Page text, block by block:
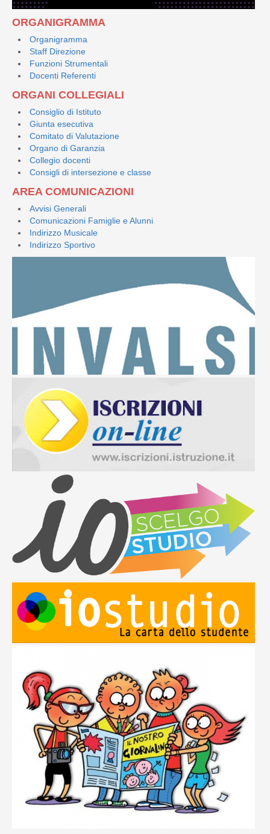
ORGANIGRAMMA
Organigramma
Staff Direzione
Funzioni Strumentali
Docenti Referenti
ORGANI COLLEGIALI
Consiglio di Istituto
Giunta esecutiva
Comitato di Valutazione
Organo di Garanzia
Collegio docenti
Consigli di intersezione e classe
AREA COMUNICAZIONI
Avvisi Generali
Comunicazioni Famiglie e Alunni
Indirizzo Musicale
Indirizzo Sportivo